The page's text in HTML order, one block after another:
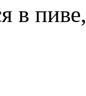
в